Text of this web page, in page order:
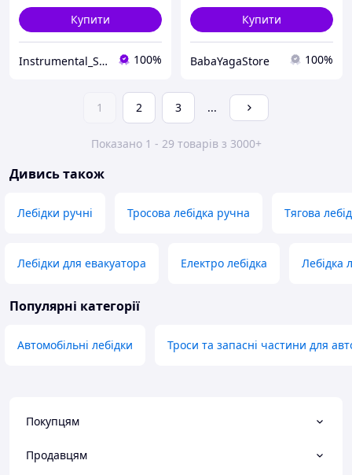
Купити
Instrumental_Store 100%
Купити
BabaYagaStore 100%
1 2 3 ...
Показано 1 - 29 товарів з 3000+
Дивись також
Лебідки ручні Тросова лебідка ручна Тягова
Лебідки для евакуатора Електро лебідка Лебідка
Популярні категорії
Автомобільні лебідки Троси та запасні частини для
Покупцям
Продавцям